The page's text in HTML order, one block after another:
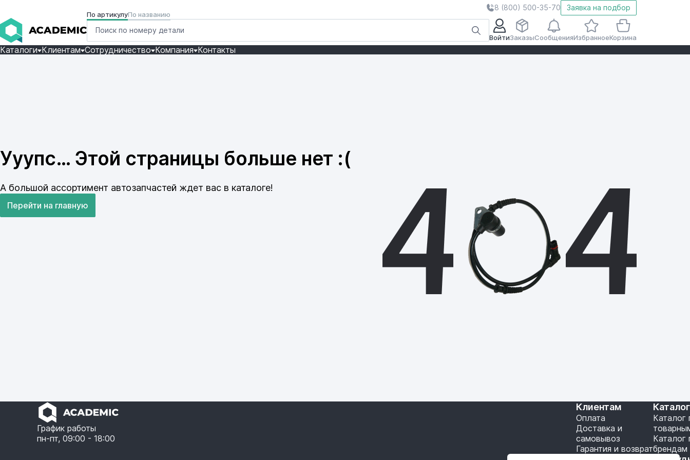
8 (800) 500-35-70 Заявка на подбор
По артикулуПо названию
ВойтиЗаказыСообщенияИзбранноеКорзина
Каталоги Клиентам Сотрудничество Компания Контакты
Ууупс… Этой страницы больше нет :(
А большой ассортимент автозапчастей ждет вас в каталоге!
Перейти на главную
График работы
пн-пт, 09:00 - 18:00
Клиентам
Оплата
Доставка и
самовывоз
Гарантия и возврат
Каталог
Каталог
брендам